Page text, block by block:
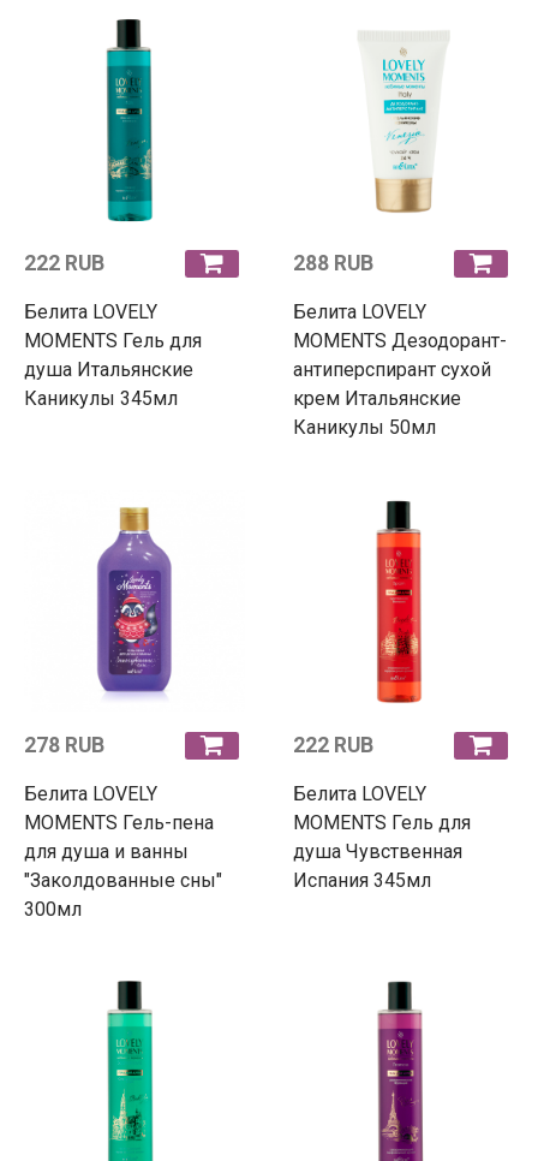
222 RUB
Белита LOVELY
MOMENTS Гель для
душа Итальянские
Каникулы 345мл
288 RUB
Белита LOVELY
MOMENTS Дезодорант-
антиперспирант сухой
крем Итальянские
Каникулы 50мл
278 RUB
Белита LOVELY
MOMENTS Гель-пена
для душа и ванны
"Заколдованные сны"
300мл
222 RUB
Белита LOVELY
MOMENTS Гель для
душа Чувственная
Испания 345мл